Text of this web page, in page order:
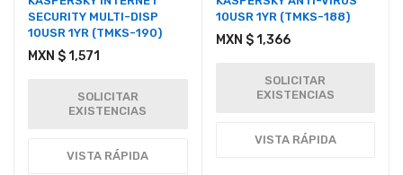
SECURITY MULTI-DISP
10USR 1YR (TMKS-190)
MXN $ 1,571
SOLICITAR
EXISTENCIAS
VISTA RÁPIDA
10USR 1YR (TMKS-188)
MXN $ 1,366
SOLICITAR
EXISTENCIAS
VISTA RÁPIDA